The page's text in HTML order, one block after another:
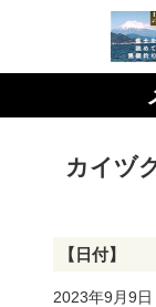
カイヅ
【日付】
2023年9月9日